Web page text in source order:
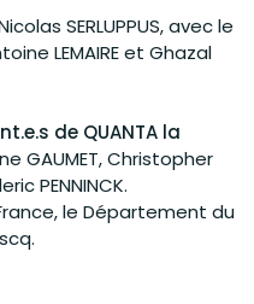
SERLUPPUS, avec le
LEMAIRE et Ghazal
de QUANTA la
GAUMET, Christopher
PENNINCK.
le Département du